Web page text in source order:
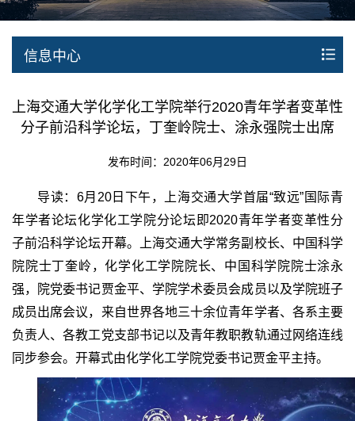
信息中心
上海交通大学化学化工学院举行2020青年学者变革性
分子前沿科学论坛，丁奎岭院士、涂永强院士出席
发布时间：2020年06月29日
导读：6月20日下午，上海交通大学首届“致远”国际青
年学者论坛化学化工学院分论坛即2020青年学者变革性分
子前沿科学论坛开幕。上海交通大学常务副校长、中国科学
院院士丁奎岭，化学化工学院院长、中国科学院院士涂永
强，院党委书记贾金平、学院学术委员会成员以及学院班子
成员出席会议，来自世界各地三十余位青年学者、各系主要
负责人、各教工党支部书记以及青年教职教轨通过网络连线
同步参会。开幕式由化学化工学院党委书记贾金平主持。